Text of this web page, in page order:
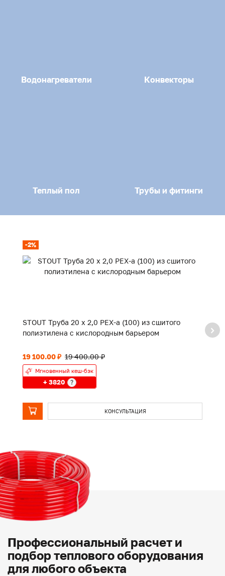
Водонагреватели Конвекторы
Теплый пол Трубы и фитинги
-2%
STOUT Труба 20 х 2,0 PEX-a (100) из сшитого
полиэтилена с кислородным барьером
19 100.00 ₽ 19 400.00 ₽
Мгновенный кеш-бэк
+ 3820 ?
КОНСУЛЬТАЦИЯ
Профессиональный расчет и
подбор теплового оборудования
для любого объекта